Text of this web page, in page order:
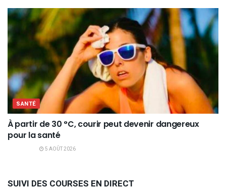
SANTÉ
À partir de 30 °C, courir peut devenir dangereux
pour la santé
5 AOÛT 2026
SUIVI DES COURSES EN DIRECT